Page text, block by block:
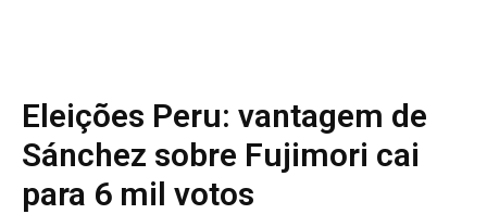
Eleições Peru: vantagem de
Sánchez sobre Fujimori cai
para 6 mil votos